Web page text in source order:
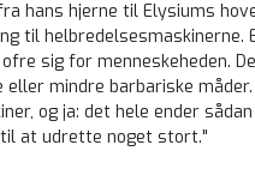
hans hjerne til Elysiums
til helbredelsesmaskinerne.
sig for menneskeheden.
eller mindre barbariske
og ja: det hele ender
at udrette noget stort."